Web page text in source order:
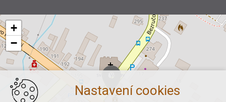
+
−
Nastavení cookies